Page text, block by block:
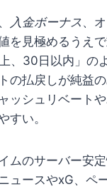
、 入金ボーナス、
を見極めるうえ
、30日以内」の
の払戻しが純益
ッシュリベートや
すい。
ムのサーバー安定
ュースやxG、ペ